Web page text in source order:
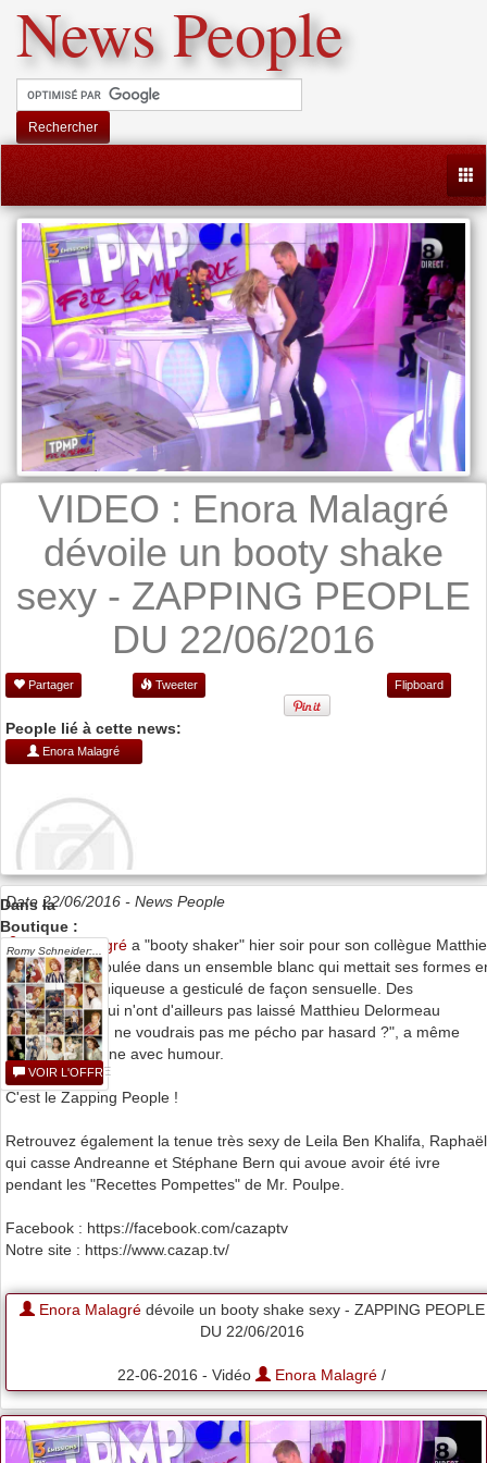
News People
Rechercher
VIDEO : Enora Malagré
dévoile un booty shake
sexy - ZAPPING PEOPLE
DU 22/06/2016
Partager Tweeter Flipboard
People lié à cette news:
Enora Malagré
Date 22/06/2016 - News People
Enora Malagré a "booty shaker" hier soir pour son collègue
Delormeau. Moulée dans un ensemble blanc qui mettait ses formes
valeur, la chroniqueuse a gesticulé de façon sensuelle. Des
mouvements qui n'ont d'ailleurs pas laissé Matthieu Delormeau
insensible ! "Tu ne voudrais pas me pécho par hasard ?", a même
lancé la Bretonne avec humour.
C'est le Zapping People !
Retrouvez également la tenue très sexy de Leila Ben Khalifa, Raphaël
qui casse Andreanne et Stéphane Bern qui avoue avoir été ivre
pendant les "Recettes Pompettes" de Mr. Poulpe.
Facebook : https://facebook.com/cazaptv
Notre site : https://www.cazap.tv/
Enora Malagrédévoile un booty shake sexy - ZAPPING PEOPLE
DU 22/06/2016
22-06-2016 - Vidéo Enora Malagré /
Dans la
Boutique :
Romy Schneider:...
VOIR L'OFFRE